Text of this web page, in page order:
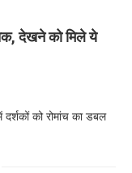
देखने को मिले ये
को रोमांच का डबल